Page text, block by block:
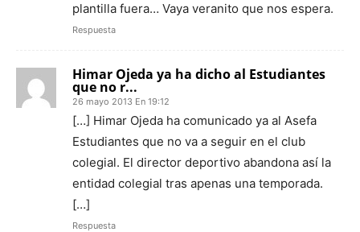
plantilla fuera… Vaya veranito que nos espera.
Respuesta
Himar Ojeda ya ha dicho al Estudiantes
que no r...
26 mayo 2013 En 19:12
[…] Himar Ojeda ha comunicado ya al Asefa
Estudiantes que no va a seguir en el club
colegial. El director deportivo abandona así la
entidad colegial tras apenas una temporada.
[…]
Respuesta